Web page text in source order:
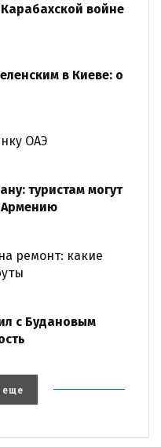
войне
в Киеве: о
ОАЭ
туристам могут
Армению
ремонт: какие
с Будановым
еще